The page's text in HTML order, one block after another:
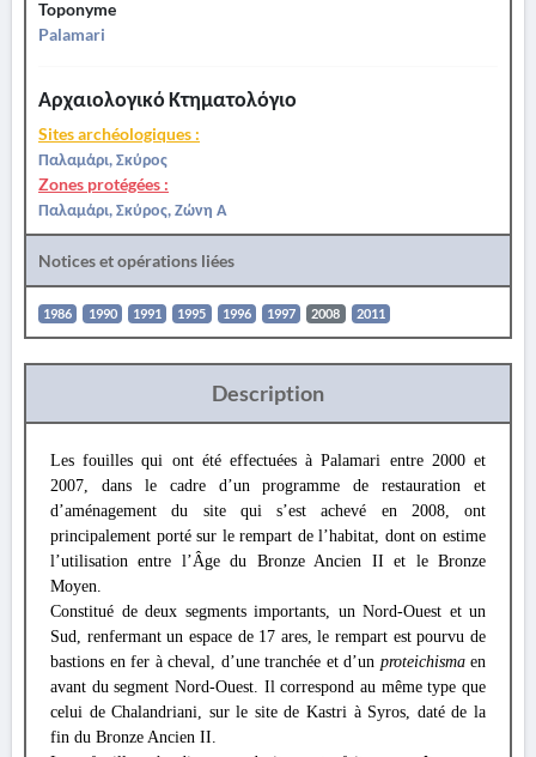
Toponyme
Palamari
Αρχαιολογικό Κτηματολόγιο
Sites archéologiques :
Παλαμάρι, Σκύρος
Zones protégées :
Παλαμάρι, Σκύρος, Ζώνη Α
Notices et opérations liées
1986 1990 1991 1995 1996 1997 2008 2011
Description
Les fouilles qui ont été effectuées à Palamari entre 2000 et
2007, dans le cadre d’un programme de restauration et
d’aménagement du site qui s’est achevé en 2008, ont
principalement porté sur le rempart de l’habitat, dont on estime
l’utilisation entre l’Âge du Bronze Ancien II et le Bronze
Moyen.
Constitué de deux segments importants, un Nord-Ouest et un
Sud, renfermant un espace de 17 ares, le rempart est pourvu de
bastions en fer à cheval, d’une tranchée et d’un proteichismaen
avant du segment Nord-Ouest. Il correspond au même type que
celui de Chalandriani, sur le site de Kastri à Syros, daté de la
fin du Bronze Ancien II.